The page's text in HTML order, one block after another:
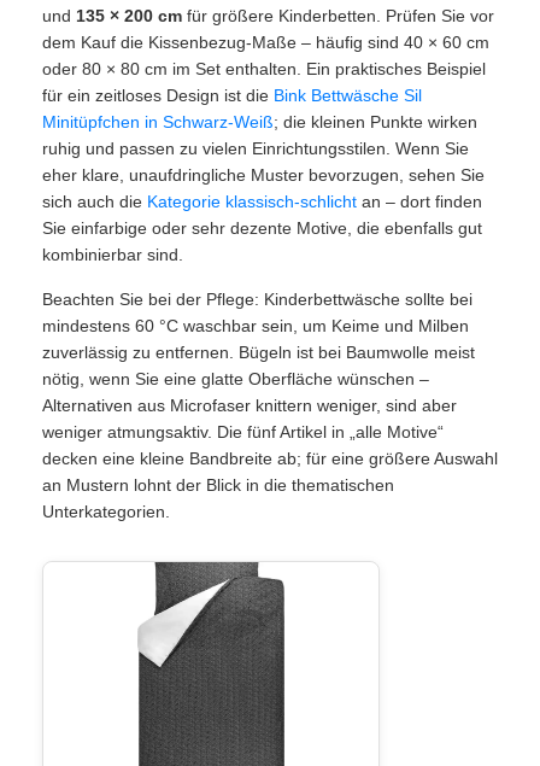
und 135 × 200 cm für größere Kinderbetten. Prüfen Sie vor
dem Kauf die Kissenbezug-Maße – häufig sind 40 × 60 cm
oder 80 × 80 cm im Set enthalten. Ein praktisches Beispiel
für ein zeitloses Design ist die Bink Bettwäsche Sil
Minitüpfchen in Schwarz-Weiß; die kleinen Punkte wirken
ruhig und passen zu vielen Einrichtungsstilen. Wenn Sie
eher klare, unaufdringliche Muster bevorzugen, sehen Sie
sich auch die Kategorie klassisch-schlicht an – dort finden
Sie einfarbige oder sehr dezente Motive, die ebenfalls gut
kombinierbar sind.
Beachten Sie bei der Pflege: Kinderbettwäsche sollte bei
mindestens 60 °C waschbar sein, um Keime und Milben
zuverlässig zu entfernen. Bügeln ist bei Baumwolle meist
nötig, wenn Sie eine glatte Oberfläche wünschen –
Alternativen aus Microfaser knittern weniger, sind aber
weniger atmungsaktiv. Die fünf Artikel in „alle Motive“
decken eine kleine Bandbreite ab; für eine größere Auswahl
an Mustern lohnt der Blick in die thematischen
Unterkategorien.